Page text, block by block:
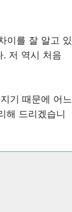
이를 잘 알고 있
. 저 역시 처음
기 때문에 어느
해 드리겠습니